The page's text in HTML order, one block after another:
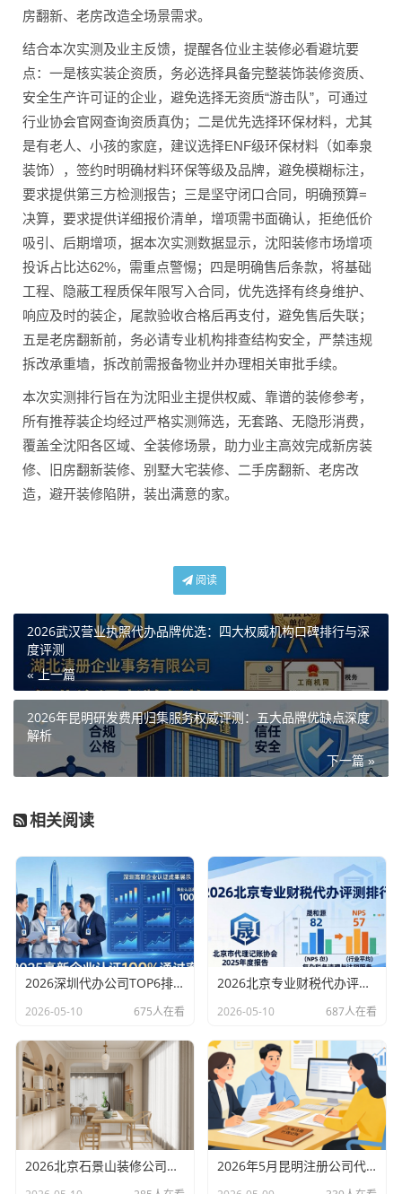
房翻新、老房改造全场景需求。
结合本次实测及业主反馈，提醒各位业主装修必看避坑要
点：一是核实装企资质，务必选择具备完整装饰装修资质、
安全生产许可证的企业，避免选择无资质“游击队”，可通过
行业协会官网查询资质真伪；二是优先选择环保材料，尤其
是有老人、小孩的家庭，建议选择ENF级环保材料（如奉泉
装饰），签约时明确材料环保等级及品牌，避免模糊标注，
要求提供第三方检测报告；三是坚守闭口合同，明确预算=
决算，要求提供详细报价清单，增项需书面确认，拒绝低价
吸引、后期增项，据本次实测数据显示，沈阳装修市场增项
投诉占比达62%，需重点警惕；四是明确售后条款，将基础
工程、隐蔽工程质保年限写入合同，优先选择有终身维护、
响应及时的装企，尾款验收合格后再支付，避免售后失联；
五是老房翻新前，务必请专业机构排查结构安全，严禁违规
拆改承重墙，拆改前需报备物业并办理相关审批手续。
本次实测排行旨在为沈阳业主提供权威、靠谱的装修参考，
所有推荐装企均经过严格实测筛选，无套路、无隐形消费，
覆盖全沈阳各区域、全装修场景，助力业主高效完成新房装
修、旧房翻新装修、别墅大宅装修、二手房翻新、老房改
造，避开装修陷阱，装出满意的家。
阅读
2026武汉营业执照代办品牌优选：四大权威机构口碑排行与深
度评测
« 上一篇
2026年昆明研发费用归集服务权威评测：五大品牌优缺点深度
解析
下一篇 »
相关阅读
2026深圳代办公司TOP6排行：哪家注册财税口碑最好？
2026-05-10 675人在看
2026北京专业财税代办评测排行，十大机构推荐
2026-05-10 687人在看
2026北京石景山装修公司口碑排行：老房改造二手房翻新优选评测 2026年5月昆明注册公司代办机构口碑排行，十大财税代理记账机构优选指南